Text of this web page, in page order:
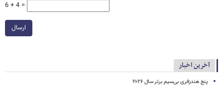
6 + 4 =
ارسال
آخرین اخبار
پنج هندزفری بی‌سیم برتر سال ۲۰۲۶